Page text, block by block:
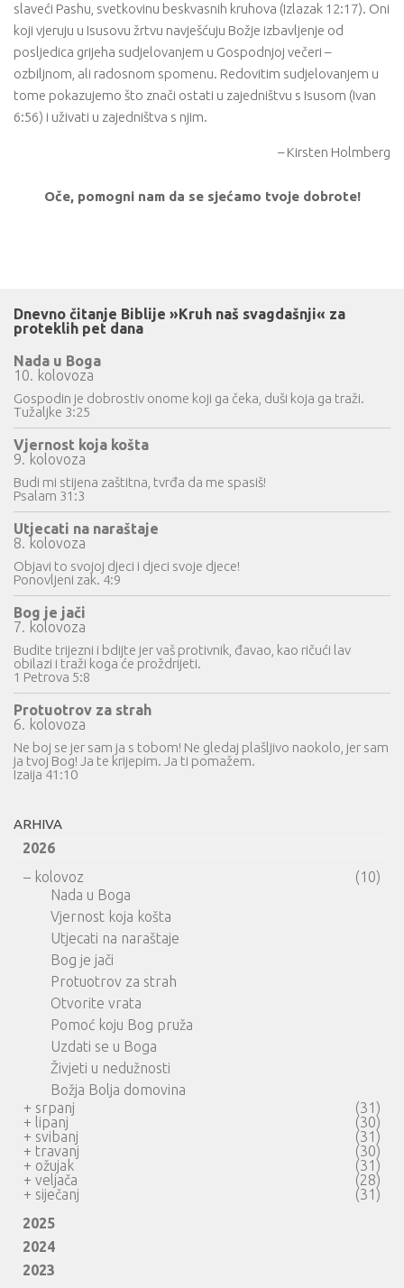
slaveći Pashu, svetkovinu beskvasnih kruhova (Izlazak 12:17). Oni
koji vjeruju u Isusovu žrtvu navješćuju Božje izbavljenje od
posljedica grijeha sudjelovanjem u Gospodnjoj večeri –
ozbiljnom, ali radosnom spomenu. Redovitim sudjelovanjem u
tome pokazujemo što znači ostati u zajedništvu s Isusom (Ivan
6:56) i uživati u zajedništva s njim.
– Kirsten Holmberg
Oče, pomogni nam da se sjećamo tvoje dobrote!
Dnevno čitanje Biblije »Kruh naš svagdašnji« za
proteklih pet dana
Nada u Boga
10. kolovoza
Gospodin je dobrostiv onome koji ga čeka, duši koja ga traži.
Tužaljke 3:25
Vjernost koja košta
9. kolovoza
Budi mi stijena zaštitna, tvrđa da me spasiš!
Psalam 31:3
Utjecati na naraštaje
8. kolovoza
Objavi to svojoj djeci i djeci svoje djece!
Ponovljeni zak. 4:9
Bog je jači
7. kolovoza
Budite trijezni i bdijte jer vaš protivnik, đavao, kao ričući lav
obilazi i traži koga će proždrijeti.
1 Petrova 5:8
Protuotrov za strah
6. kolovoza
Ne boj se jer sam ja s tobom! Ne gledaj plašljivo naokolo, jer sam
ja tvoj Bog! Ja te krijepim. Ja ti pomažem.
Izaija 41:10
ARHIVA
2026
– kolovoz
(10)
Nada u Boga
Vjernost koja košta
Utjecati na naraštaje
Bog je jači
Protuotrov za strah
Otvorite vrata
Pomoć koju Bog pruža
Uzdati se u Boga
Živjeti u nedužnosti
Božja Bolja domovina
+ srpanj
(31)
+ lipanj
(30)
+ svibanj
(31)
+ travanj
(30)
+ ožujak
(31)
+ veljača
(28)
+ siječanj
(31)
2025
2024
2023